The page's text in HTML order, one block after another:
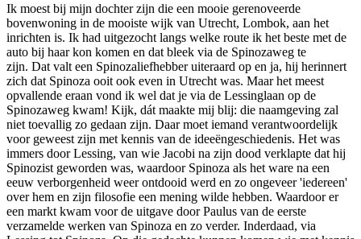
Ik moest bij mijn dochter zijn die een mooie gerenoveerde
bovenwoning in de mooiste wijk van Utrecht, Lombok, aan het
inrichten is. Ik had uitgezocht langs welke route ik het beste met de
auto bij haar kon komen en dat bleek via de Spinozaweg te
zijn. Dat valt een Spinozaliefhebber uiteraard op en ja, hij herinnert
zich dat Spinoza ooit ook even in Utrecht was. Maar het meest
opvallende eraan vond ik wel dat je via de Lessinglaan op de
Spinozaweg kwam! Kijk, dát maakte mij blij: die naamgeving zal
niet toevallig zo gedaan zijn. Daar moet iemand verantwoordelijk
voor geweest zijn met kennis van de ideeëngeschiedenis. Het was
immers door Lessing, van wie Jacobi na zijn dood verklapte dat hij
Spinozist geworden was, waardoor Spinoza als het ware na een
eeuw verborgenheid weer ontdooid werd en zo ongeveer 'iedereen'
over hem en zijn filosofie een mening wilde hebben. Waardoor er
een markt kwam voor de uitgave door Paulus van de eerste
verzamelde werken van Spinoza en zo verder. Inderdaad, via